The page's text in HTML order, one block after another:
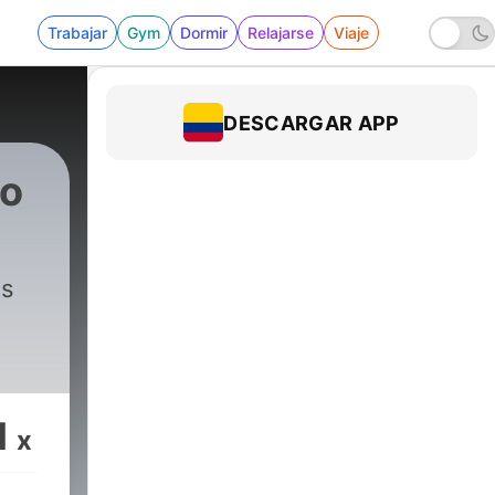
Trabajar Gym Dormir Relajarse Viaje
x
DESCARGAR APP